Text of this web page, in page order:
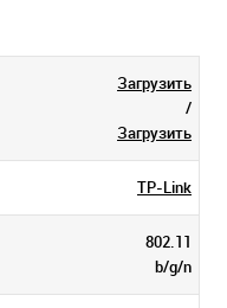
Загрузить
/
Загрузить
TP-Link
802.11
b/g/n